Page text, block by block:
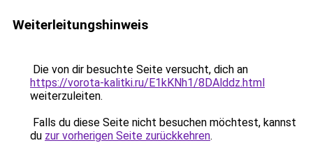
Weiterleitungshinweis
Die von dir besuchte Seite versucht, dich an
https://vorota-kalitki.ru/E1kKNh1/8DAlddz.html
weiterzuleiten.
Falls du diese Seite nicht besuchen möchtest, kannst
du zur vorherigen Seite zurückkehren.